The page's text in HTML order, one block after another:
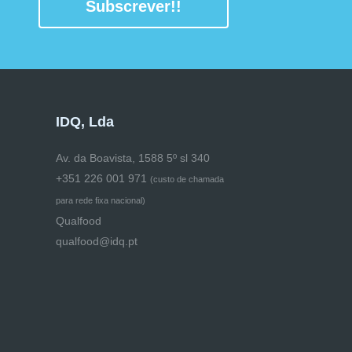
Subscrever!!
IDQ, Lda
Av. da Boavista, 1588 5º sl 340
+351 226 001 971 (custo de chamada
para rede fixa nacional)
Qualfood
qualfood@idq.pt